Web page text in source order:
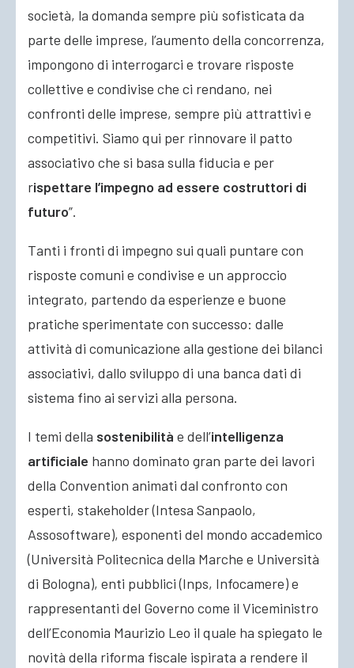
società, la domanda sempre più sofisticata da
parte delle imprese, l’aumento della concorrenza,
impongono di interrogarci e trovare risposte
collettive e condivise che ci rendano, nei
confronti delle imprese, sempre più attrattivi e
competitivi. Siamo qui per rinnovare il patto
associativo che si basa sulla fiducia e per
rispettare l’impegno ad essere costruttori di
futuro”.
Tanti i fronti di impegno sui quali puntare con
risposte comuni e condivise e un approccio
integrato, partendo da esperienze e buone
pratiche sperimentate con successo: dalle
attività di comunicazione alla gestione dei bilanci
associativi, dallo sviluppo di una banca dati di
sistema fino ai servizi alla persona.
I temi della sostenibilità e dell’intelligenza
artificiale hanno dominato gran parte dei lavori
della Convention animati dal confronto con
esperti, stakeholder (Intesa Sanpaolo,
Assosoftware), esponenti del mondo accademico
(Università Politecnica della Marche e Università
di Bologna), enti pubblici (Inps, Infocamere) e
rappresentanti del Governo come il Viceministro
dell’Economia Maurizio Leo il quale ha spiegato le
novità della riforma fiscale ispirata a rendere il